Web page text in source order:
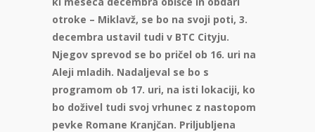
otroke – Miklavž, se bo na svoji poti, 3.
decembra ustavil tudi v BTC Cityju.
Njegov sprevod se bo pričel ob 16. uri na
Aleji mladih. Nadaljeval se bo s
programom ob 17. uri, na isti lokaciji, ko
bo doživel tudi svoj vrhunec z nastopom
pevke Romane Kranjčan. Priljubljena